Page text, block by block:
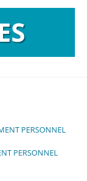
PERSONNEL
PERSONNEL